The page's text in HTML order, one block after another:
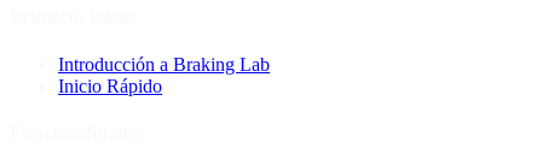
Introducción a Braking Lab
Inicio Rápido